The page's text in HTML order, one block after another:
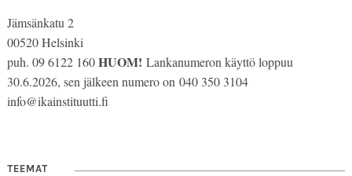
Jämsänkatu 2
00520 Helsinki
puh. 09 6122 160HUOM! Lankanumeron käyttö loppuu
30.6.2026, sen jälkeen numero on 040 350 3104
info@ikainstituutti.fi
TEEMAT